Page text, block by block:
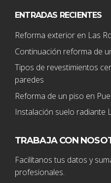
ENTRADAS RECIENTES
Reforma exterior en Las
Continuación reforma de
Tipos de revestimientos
paredes
Reforma de un piso en
Instalación suelo radiante
TRABAJA CON
Facilítanos tus datos y
profesionales.